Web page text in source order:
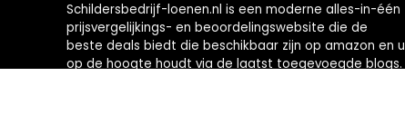
Schildersbedrijf-loenen.nl is een moderne alles-in-één
prijsvergelijkings- en beoordelingswebsite die de
beste deals biedt die beschikbaar zijn op amazon en u
op de hoogte houdt via de laatst toegevoegde blogs.